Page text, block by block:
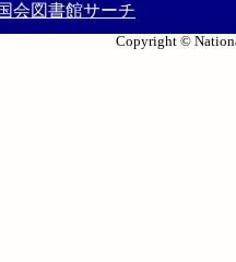
会図書館サーチ
Copyright ©